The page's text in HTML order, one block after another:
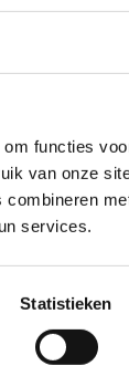
functies
van onze
services.
Statistieken